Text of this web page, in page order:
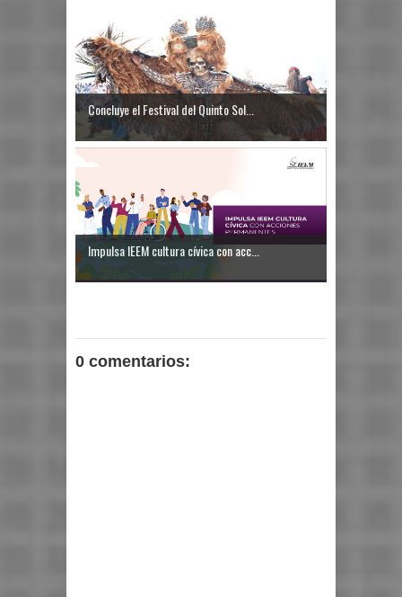
Concluye el Festival del Quinto Sol...
Impulsa IEEM cultura cívica con acc...
0 comentarios: